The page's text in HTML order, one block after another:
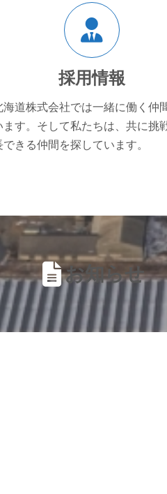
ア
イ
コ
ン
リ
ク
採用情報
海道株式会社では一緒に働く仲
ます。そして私たちは、共に挑
できる仲間を探しています。
お知らせ